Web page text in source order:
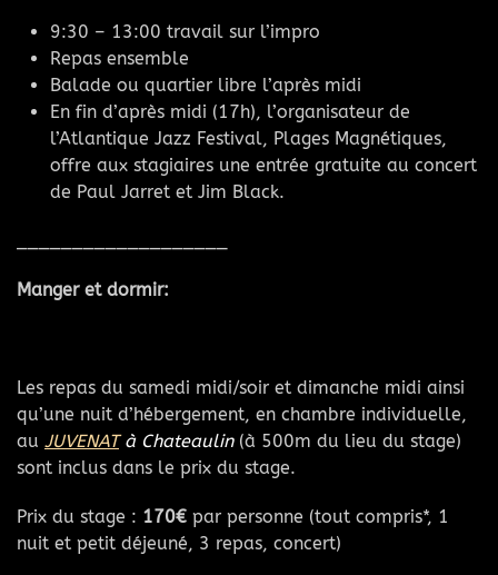
9:30 – 13:00 travail sur l’impro
Repas ensemble
Balade ou quartier libre l’après midi
En fin d’après midi (17h), l’organisateur de
l’Atlantique Jazz Festival, Plages Magnétiques,
offre aux stagiaires une entrée gratuite au concert
de Paul Jarret et Jim Black.
Manger et dormir:
Les repas du samedi midi/soir et dimanche midi ainsi
qu’une nuit d’hébergement, en chambre individuelle,
au JUVENATà Chateaulin(à 500m du lieu du stage)
sont inclus dans le prix du stage.
Prix du stage : 170€ par personne (tout compris*, 1
nuit et petit déjeuné, 3 repas, concert)